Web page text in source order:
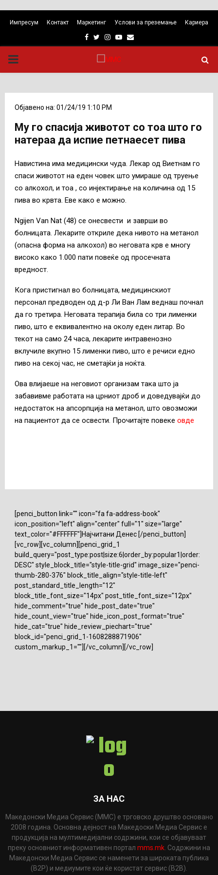
Импресум Контакт Маркетинг Услови за преземање Кариера
Facebook
TwitterInstagram
Youtube
Email
PRIMARY
Објавено на: 01/24/19 1:10 PM
Му го спасија животот со тоа што го
натераа да испие петнаесет пива
Навистина има медицински чуда. Лекар од Виетнам го
спаси животот на еден човек што умираше од труење
со алкохол, и тоа , со инјектирање на количина од 15
пива во крвта. Еве како е можно.
Ngijen Van Nat (48) се онесвести и заврши во
болницата. Лекарите откриле дека нивото на метанол
(опасна форма на алкохол) во неговата крв е многу
високо како 1.000 пати повеќе од просечната
вредност.
Кога пристигнал во болницата, медицинскиот
персонал предводен од д-р Ли Ван Лам веднаш почнал
да го третира. Неговата терапија била со три лименки
пиво, што е еквивалентно на околу еден литар. Во
текот на само 24 часа, лекарите интравенозно
вклучиле вкупно 15 лименки пиво, што е речиси едно
пиво на секој час, не сметајќи ја ноќта.
Ова влијаеше на неговиот организам така што ја
забавивме работата на црниот дроб и доведувајќи до
недостаток на апсорпција на метанол, што овозможи
на пациентот да се освести. Прочитајте повеке овде
[penci_button link="" icon="fa fa-address-book"
icon_position="left" align="center" full="1" size="large"
text_color="#FFFFFF"]Најчитани Денес [/penci_button]
[vc_row][vc_column][penci_grid_1
build_query="post_type:post|size:6|order_by:popular1|order:
DESC" style_block_title="style-title-grid" image_size="penci-
thumb-280-376" block_title_align="style-title-left"
post_standard_title_length="12"
block_title_font_size="14px" post_title_font_size="12px"
hide_comment="true" hide_post_date="true"
hide_count_view="true" hide_icon_post_format="true"
hide_cat="true" hide_review_piechart="true"
block_id="penci_grid_1-1608288871906"
custom_markup_1=""][/vc_column][/vc_row]
ЗА НАС
Македонски Медиа Сервис (ММС) е трговско друштво основано
2008 година. Основна дејност на Македоски Медиа Сервис е
продукција на мултимедијални содржини, кои се објавуваат
преку основниот информативен портал mms.mk . Содржини на
Македонски Медиа Сервис се наменети за широката публика
(B2P) и медиумите кои ќе користат сервис (B2B).